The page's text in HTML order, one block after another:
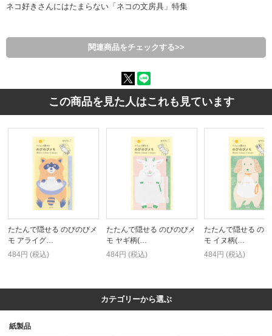
ネコ好きさんにはたまらない「ネコの文房具」特集
関連商品をチェックする>>
この商品を見た人はこれも見ています
たたんで隠せる のびのびメ
モ アライグ…
484円 (税込)
たたんで隠せる のびのびメ
モ ヤギ柄(…
484円 (税込)
たたんで隠せる の
モ イヌ柄(…
484円 (税込)
カテゴリーから選ぶ
紙製品